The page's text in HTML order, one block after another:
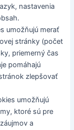
nastavenia
umožňujú merať
stránky (počet
priemerný čas
pomáhajú
zlepšovať
umožňujú
ktoré sú pre
a